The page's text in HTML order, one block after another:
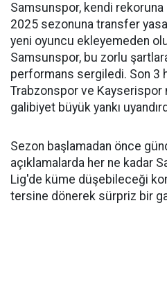
Samsunspor, kendi
2025 sezonuna transfer
yeni oyuncu ekleyemeden
Samsunspor, bu zorlu
performans sergiledi. Son 3
Trabzonspor ve Kayserispor
galibiyet büyük yankı
Sezon başlamadan önce
açıklamalarda her ne kadar
Lig'de küme düşebileceği
tersine dönerek sürpriz bir